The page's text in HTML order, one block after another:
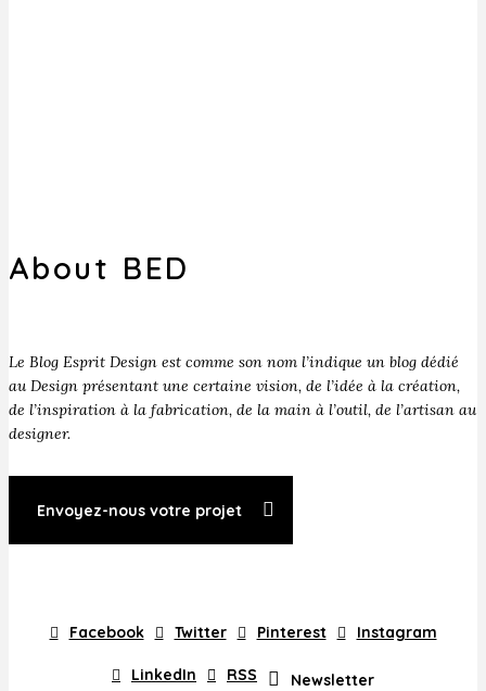
About BED
Le Blog Esprit Design est comme son nom l’indique un blog dédié
au Design présentant une certaine vision, de l’idée à la création,
de l’inspiration à la fabrication, de la main à l’outil, de l’artisan au
designer.
Envoyez-nous votre projet
Facebook Twitter Pinterest Instagram
LinkedIn RSS Newsletter